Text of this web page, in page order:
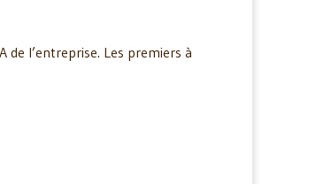
l’entreprise. Les premiers à